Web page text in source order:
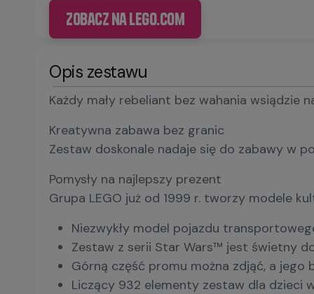
Zobacz na LEGO.com
Opis zestawu
Każdy mały rebeliant bez wahania wsiądzie
Kreatywna zabawa bez granic
Zestaw doskonale nadaje się do zabawy w
Pomysły na najlepszy prezent
Grupa LEGO już od 1999 r. tworzy modele
Niezwykły model pojazdu
Zestaw z serii Star Wars™ jest świetny
Górną część promu można zdjąć, a jego
Liczący 932 elementy zestaw dla dzieci